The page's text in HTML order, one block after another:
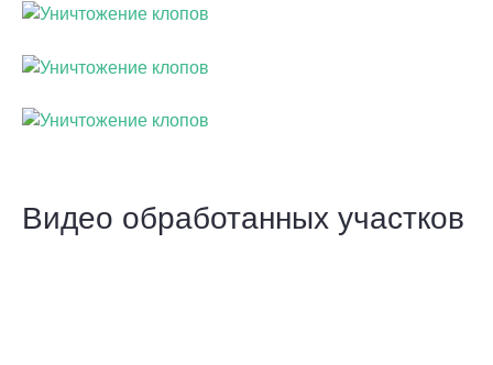
Видео обработанных участков